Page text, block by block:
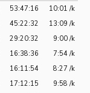
53:47:16
10:01 /k
45:22:32
13:09 /k
29:20:32
9:00 /k
16:38:36
7:54 /k
16:11:54
8:27 /k
17:12:15
9:58 /k